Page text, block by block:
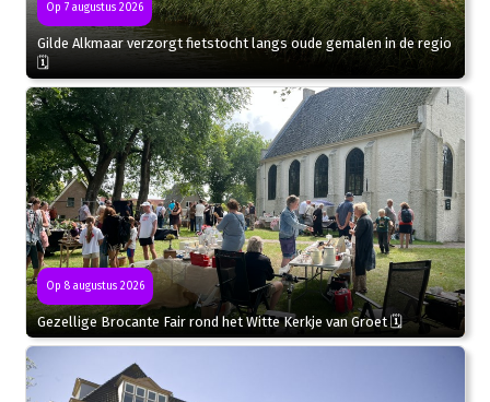
Op 7 augustus 2026
Gilde Alkmaar verzorgt fietstocht langs oude gemalen in de regio
🗓
Op 8 augustus 2026
Gezellige Brocante Fair rond het Witte Kerkje van Groet 🗓